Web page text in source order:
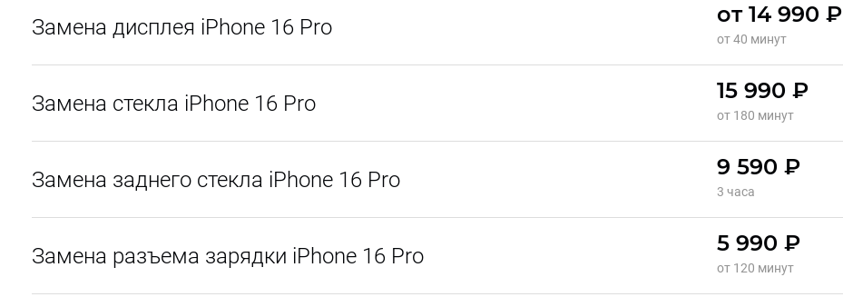
Замена дисплея iPhone 16 Pro от 14 990 ₽
от 40 минут
Замена стекла iPhone 16 Pro 15 990 ₽
от 180 минут
Замена заднего стекла iPhone 16 Pro 9 590 ₽
3 часа
Замена разъема зарядки iPhone 16 Pro 5 990 ₽
от 120 минут